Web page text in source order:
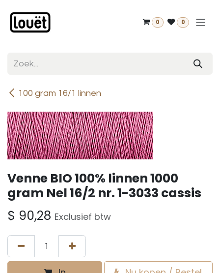
0 0
100 gram 16/1 linnen
Venne BIO 100% linnen 1000
gram Nel 16/2 nr. 1-3033 cassis
$ 90,28 Exclusief btw